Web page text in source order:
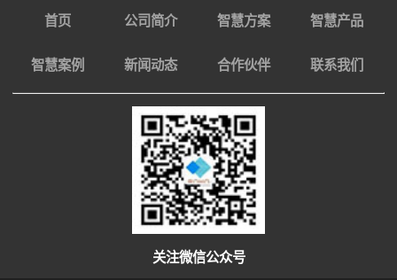
首页 公司简介 智慧方案 智慧产品
智慧案例 新闻动态 合作伙伴 联系我们
关注微信公众号